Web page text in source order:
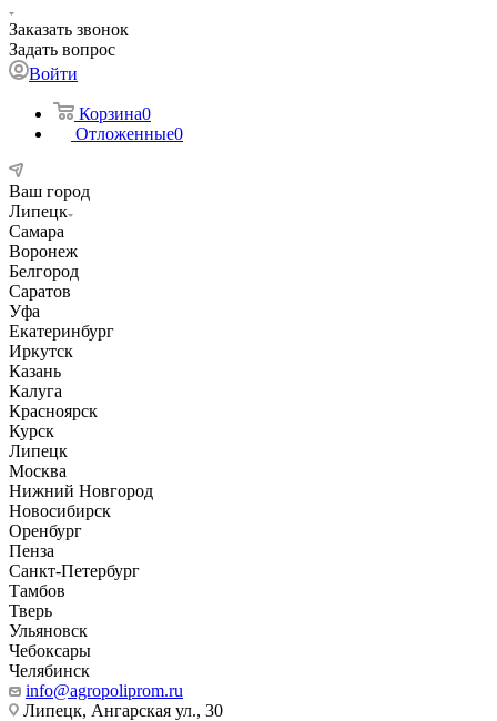
Заказать звонок
Задать вопрос
Войти
Корзина0
Отложенные0
Ваш город
Липецк
Самара
Воронеж
Белгород
Саратов
Уфа
Екатеринбург
Иркутск
Казань
Калуга
Красноярск
Курск
Липецк
Москва
Нижний Новгород
Новосибирск
Оренбург
Пенза
Санкт-Петербург
Тамбов
Тверь
Ульяновск
Чебоксары
Челябинск
info@agropoliprom.ru
Липецк, Ангарская ул., 30